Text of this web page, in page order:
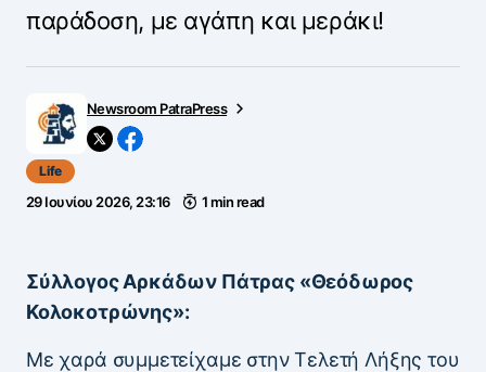
παράδοση, με αγάπη και μεράκι!
Newsroom PatraPress
Life
29 Ιουνίου 2026, 23:16 1 min read
Σύλλογος Αρκάδων Πάτρας «Θεόδωρος
Κολοκοτρώνης»:
Με χαρά συμμετείχαμε στην Τελετή Λήξης του